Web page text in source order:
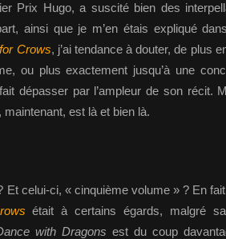
Prix Hugo, a suscité bien des
ainsi que je m’en étais expliqué
Crows, j’ai tendance à douter, de plus
ou plus exactement jusqu’à une
dépasser par l’ampleur de son récit.
est là et bien là.
Et celui-ci, « cinquième volume » ? En
était à certains égards, malgré
with Dragons est du coup